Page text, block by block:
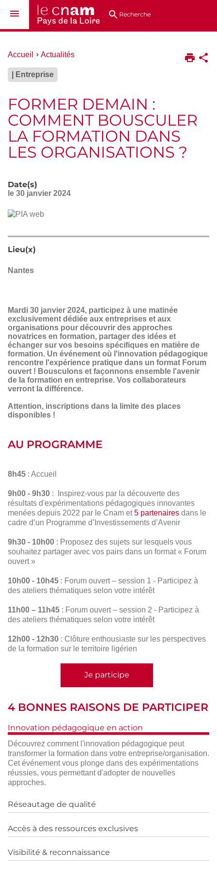
au
directsRecherche
Vous
ici :
Accueil Actualités
| Entreprise
FORMER DEMAIN :
COMMENT BOUSCULER
LA FORMATION DANS
LES ORGANISATIONS ?
Date(s)
le 30 janvier 2024
web
Lieu(x)
Nantes
Mardi 30 janvier 2024, participez à une matinée
exclusivement dédiée aux entreprises et aux
organisations pour découvrir des approches
novatrices en formation, partager des idées et
échanger sur vos besoins spécifiques en matière de
formation. Un événement où l'innovation pédagogique
rencontre l'expérience pratique dans un format Forum
ouvert ! Bousculons et façonnons ensemble l'avenir
de la formation en entreprise. Vos collaborateurs
verront la différence.
Attention, inscriptions dans la limite des places
disponibles !
AU PROGRAMME
8h45 : Accueil
9h00 - 9h30 : Inspirez-vous par la découverte des
résultats d'expérimentations pédagogiques innovantes
menées depuis 2022 par le Cnam et5 partenaires dans le
cadre d’un Programme d’Investissements d’Avenir
9h30 - 10h00 : Proposez des sujets sur lesquels vous
souhaitez partager avec vos pairs dans un format « Forum
ouvert »
10h00 - 10h45 : Forum ouvert – session 1 - Participez à
des ateliers thématiques selon votre intérêt
11h00 – 11h45 : Forum ouvert – session 2 - Participez à
des ateliers thématiques selon votre intérêt
12h00 - 12h30 : Clôture enthousiaste sur les perspectives
de la formation sur le territoire ligérien
Je participe
4 BONNES RAISONS DE PARTICIPER
Innovation pédagogique en action
Découvrez comment l'innovation pédagogique peut
transformer la formation dans votre entreprise/organisation.
Cet événement vous plonge dans des expérimentations
réussies, vous permettant d'adopter de nouvelles
approches.
Réseautage de qualité
Accès à des ressources exclusives
Visibilité & reconnaissance